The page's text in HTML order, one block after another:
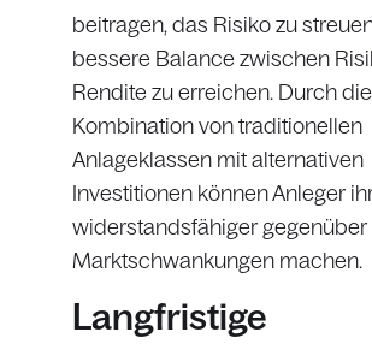
beitragen, das Risiko zu
bessere Balance zwischen
Rendite zu erreichen. Durch die
Kombination von traditionellen
Anlageklassen mit alternativen
Investitionen können Anleger
widerstandsfähiger gegenüber
Marktschwankungen machen.
Langfristige